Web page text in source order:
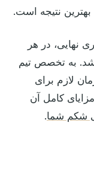
بهترین نتیجه است.
نهایی، در هر
شد. به تخصص تیم
لازم برای
کامل آن
شکم شما.